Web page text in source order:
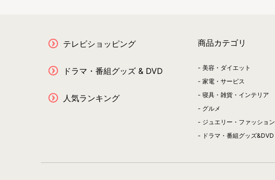
テレビショッピング
ドラマ・番組グッズ & DVD
人気ランキング
商品カテゴリ
美容・ダイエット
家電・サービス
寝具・雑貨・インテリア
グルメ
ジュエリー・ファッション
ドラマ・番組グッズ&DVD